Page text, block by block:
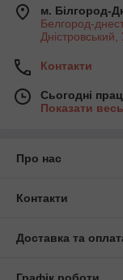
м. Білгород-
Белгород-
Дністровський,
Контакти
Сьогодні
Показати
Про нас
Контакти
Доставка та